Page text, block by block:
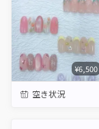
¥6,500
空き状況